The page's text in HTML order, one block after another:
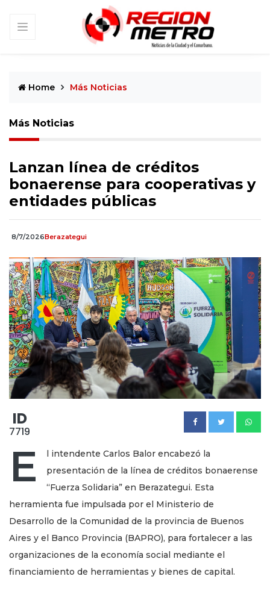
Home Más Noticias
Más Noticias
Lanzan línea de créditos
bonaerense para cooperativas y
entidades públicas
8/7/2026Berazategui
ID
7719
E
l intendente Carlos Balor encabezó la
presentación de la línea de créditos bonaerense
“Fuerza Solidaria” en Berazategui. Esta
herramienta fue impulsada por el Ministerio de
Desarrollo de la Comunidad de la provincia de Buenos
Aires y el Banco Provincia (BAPRO), para fortalecer a las
organizaciones de la economía social mediante el
financiamiento de herramientas y bienes de capital.